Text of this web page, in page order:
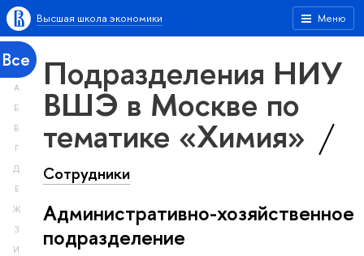
Меню
Высшая школа экономики
Все
А
Б
В
Г
Д
Е
Ж
З
И
Подразделения НИУ
ВШЭ в Москве по
тематике «Химия»
Сотрудники
Административно-хозяйственное
подразделение